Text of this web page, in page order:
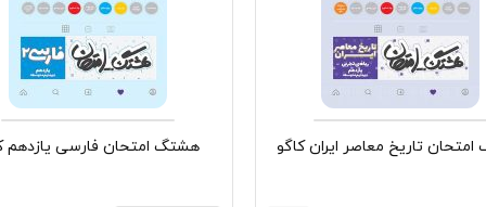
تاریخ معاصر ایران کاگو هشتگ امتحان فارسی یازدهم